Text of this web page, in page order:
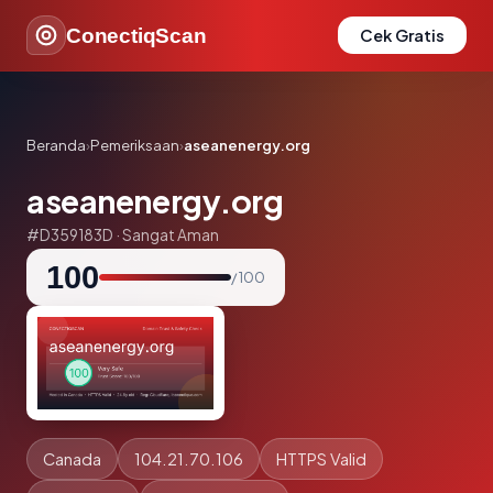
ConectiqScan Cek Gratis
Beranda›Pemeriksaan›aseanenergy.org
aseanenergy.org
#D359183D · Sangat Aman
100 / 100
Canada 104.21.70.106 HTTPS Valid